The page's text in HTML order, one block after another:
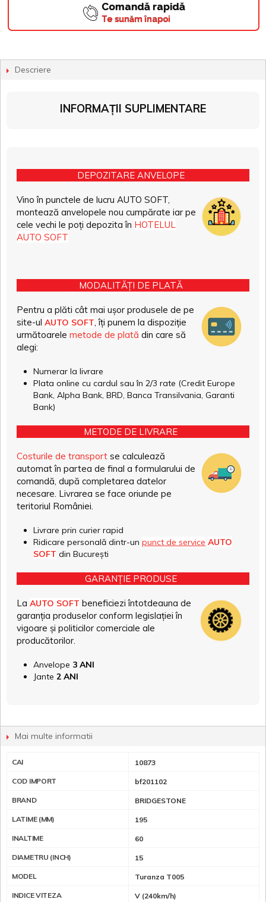
Comandă rapidă
Te sunăm înapoi
Descriere
INFORMAȚII SUPLIMENTARE
DEPOZITARE ANVELOPE
Vino în punctele de lucru AUTO SOFT,
montează anvelopele nou cumpărate iar pe
cele vechi le poți depozita în HOTELUL
AUTO SOFT
MODALITĂȚI DE PLATĂ
Pentru a plăti cât mai ușor produsele de pe
site-ul AUTO SOFT, îți punem la dispoziție
următoarele metode de plată din care să
alegi:
Numerar la livrare
Plata online cu cardul sau în 2/3 rate (Credit Europe
Bank, Alpha Bank, BRD, Banca Transilvania, Garanti
Bank)
METODE DE LIVRARE
Costurile de transport se calculează
automat în partea de final a formularului de
comandă, după completarea datelor
necesare. Livrarea se face oriunde pe
teritoriul României.
Livrare prin curier rapid
Ridicare personală dintr-un punct de service AUTO
SOFT din București
GARANȚIE PRODUSE
La AUTO SOFT beneficiezi întotdeauna de
garanția produselor conform legislației în
vigoare și politicilor comerciale ale
producătorilor.
Anvelope 3 ANI
Jante 2 ANI
Mai multe informatii
CAI 10873
COD IMPORT bf201102
BRAND BRIDGESTONE
LATIME (MM) 195
INALTIME 60
DIAMETRU (INCH) 15
MODEL Turanza T005
INDICE VITEZA V (240km/h)